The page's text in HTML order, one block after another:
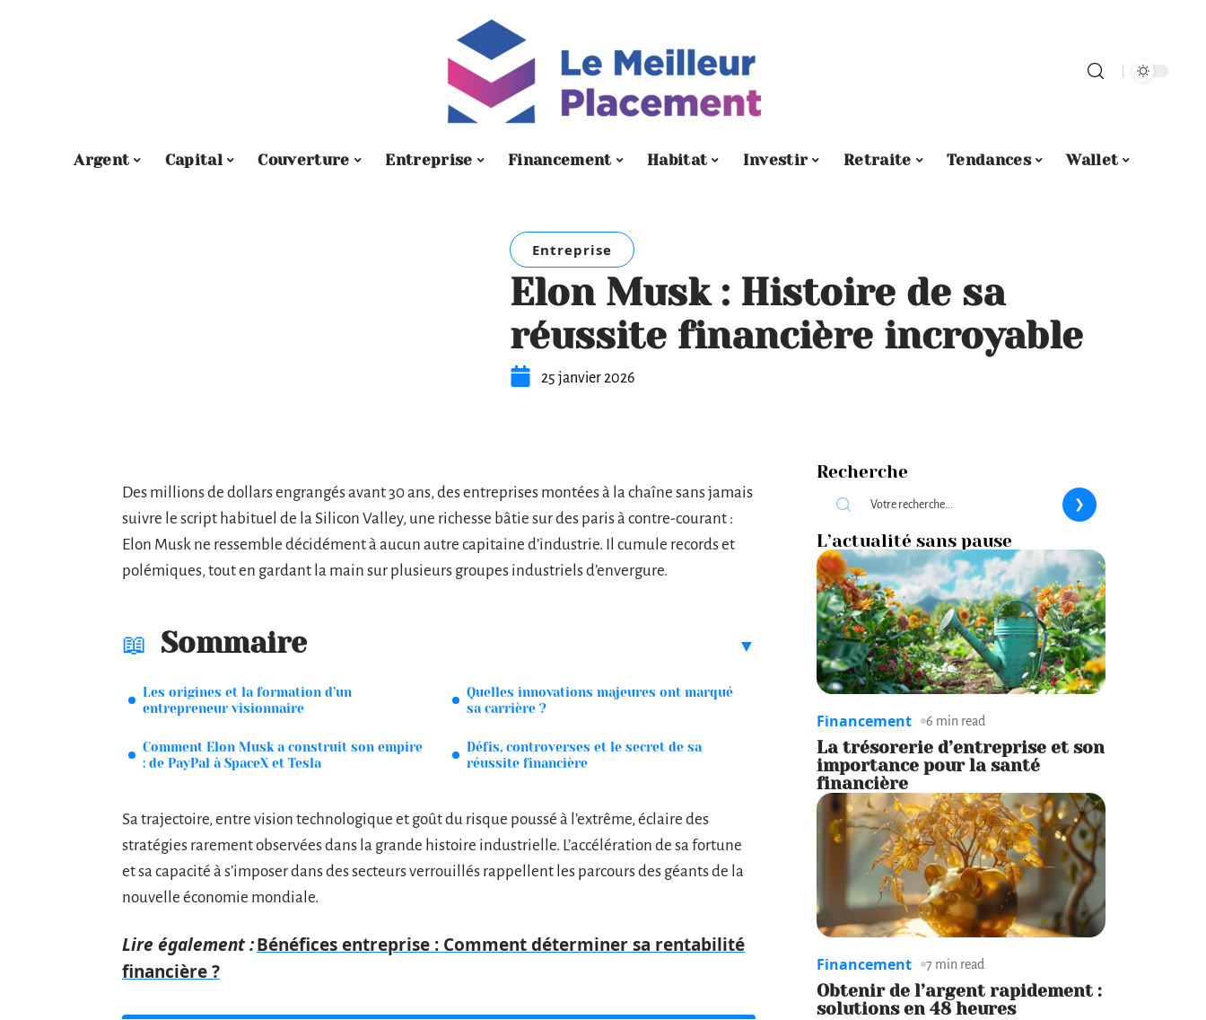
Argent Capital Couverture Entreprise Financement Habitat Investir Retraite Tendances Wallet
Entreprise
Elon Musk : Histoire de sa
réussite financière incroyable
25 janvier 2026
Des millions de dollars engrangés avant 30 ans, des entreprises montées à la chaîne sans jamais
suivre le script habituel de la Silicon Valley, une richesse bâtie sur des paris à contre-courant :
Elon Musk ne ressemble décidément à aucun autre capitaine d’industrie. Il cumule records et
polémiques, tout en gardant la main sur plusieurs groupes industriels d’envergure.
Sommaire
Les origines et la formation d’un
entrepreneur visionnaire
Comment Elon Musk a construit son empire
: de PayPal à SpaceX et Tesla
Quelles innovations majeures ont marqué
sa carrière ?
Défis, controverses et le secret de sa
réussite financière
Sa trajectoire, entre vision technologique et goût du risque poussé à l’extrême, éclaire des
stratégies rarement observées dans la grande histoire industrielle. L’accélération de sa fortune
et sa capacité à s’imposer dans des secteurs verrouillés rappellent les parcours des géants de la
nouvelle économie mondiale.
Lire également :Bénéfices entreprise : Comment déterminer sa rentabilité
financière ?
Recherche
L’actualité sans pause
Financement 6 min read
La trésorerie d’entreprise et son
importance pour la santé
financière
Financement 7 min read
Obtenir de l’argent rapidement :
solutions en 48 heures